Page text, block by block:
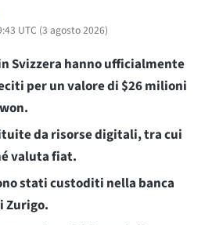
UTC (3 agosto 2026)
Svizzera hanno ufficialmente
per un valore di $26 milioni
da risorse digitali, tra cui
valuta fiat.
stati custoditi nella banca
Zurigo.